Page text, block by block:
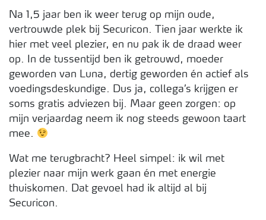
Na 1,5 jaar ben ik weer terug op mijn oude,
vertrouwde plek bij Securicon. Tien jaar werkte ik
hier met veel plezier, en nu pak ik de draad weer
op. In de tussentijd ben ik getrouwd, moeder
geworden van Luna, dertig geworden én actief als
voedingsdeskundige. Dus ja, collega’s krijgen er
soms gratis adviezen bij. Maar geen zorgen: op
mijn verjaardag neem ik nog steeds gewoon taart
mee.
Wat me terugbracht? Heel simpel: ik wil met
plezier naar mijn werk gaan én met energie
thuiskomen. Dat gevoel had ik altijd al bij
Securicon.